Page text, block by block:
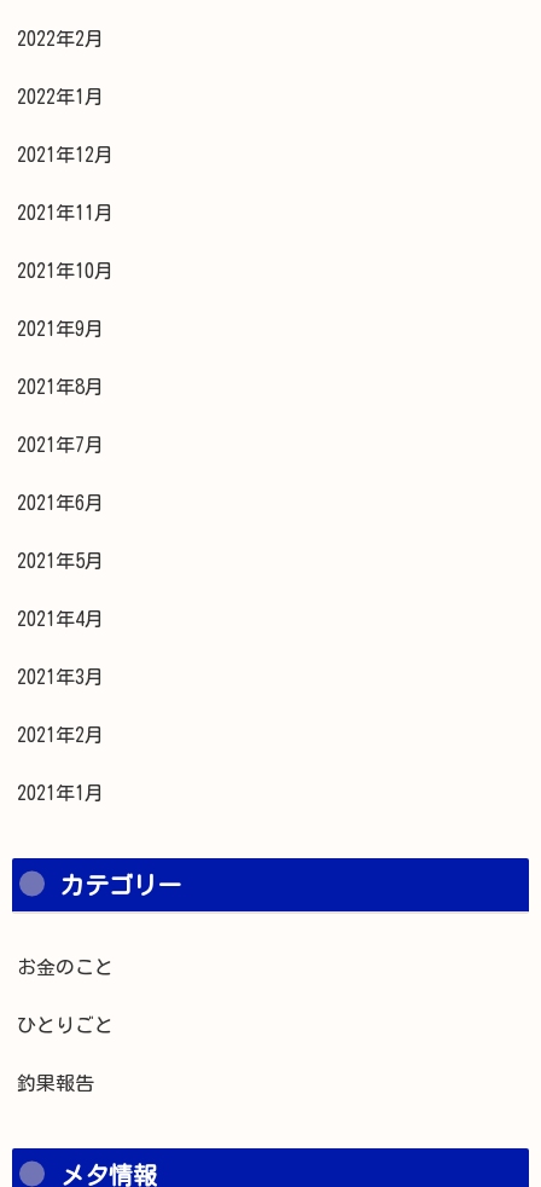
2022年2月
2022年1月
2021年12月
2021年11月
2021年10月
2021年9月
2021年8月
2021年7月
2021年6月
2021年5月
2021年4月
2021年3月
2021年2月
2021年1月
カテゴリー
お金のこと
ひとりごと
釣果報告
メタ情報